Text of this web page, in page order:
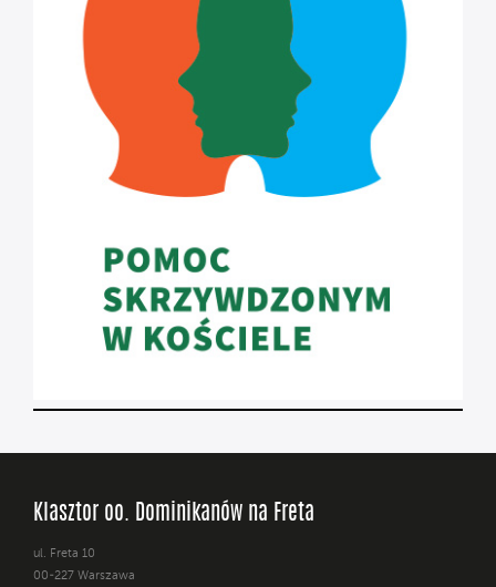
Klasztor oo. Dominikanów na Freta
ul. Freta 10
00-227 Warszawa